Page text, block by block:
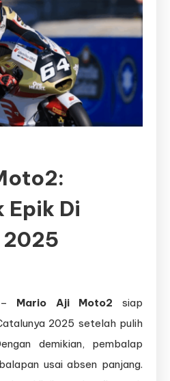
Epik Di
Mario Aji Moto2 siap
2025 setelah pulih
demikian, pembalap
usai absen panjang.